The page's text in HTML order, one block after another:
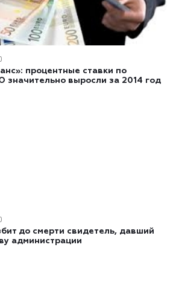
процентные ставки по
значительно выросли за 2014 год
до смерти свидетель, давший
администрации